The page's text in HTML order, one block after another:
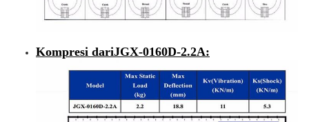
Kompresi dariJGX-0160D-2.2A: